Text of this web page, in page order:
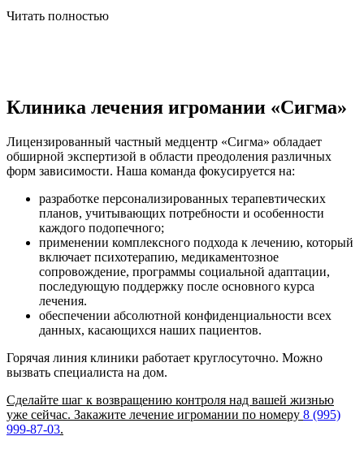
Читать полностью
Клиника лечения игромании «Сигма»
Лицензированный частный медцентр «Сигма» обладает
обширной экспертизой в области преодоления различных
форм зависимости. Наша команда фокусируется на:
разработке персонализированных терапевтических
планов, учитывающих потребности и особенности
каждого подопечного;
применении комплексного подхода к лечению, который
включает психотерапию, медикаментозное
сопровождение, программы социальной адаптации,
последующую поддержку после основного курса
лечения.
обеспечении абсолютной конфиденциальности всех
данных, касающихся наших пациентов.
Горячая линия клиники работает круглосуточно. Можно
вызвать специалиста на дом.
Сделайте шаг к возвращению контроля над вашей жизнью
уже сейчас. Закажите лечение игромании по номеру 8 (995)
999-87-03.